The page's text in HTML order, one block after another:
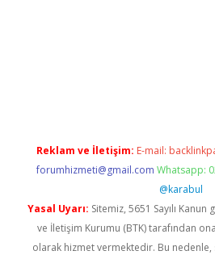
Reklam ve İletişim: E-mail:
forumhizmeti@gmail.com Whatsapp:
@karabul
Yasal Uyarı: Sitemiz, 5651 Sayılı
ve İletişim Kurumu (BTK) tarafından
olarak hizmet vermektedir. Bu